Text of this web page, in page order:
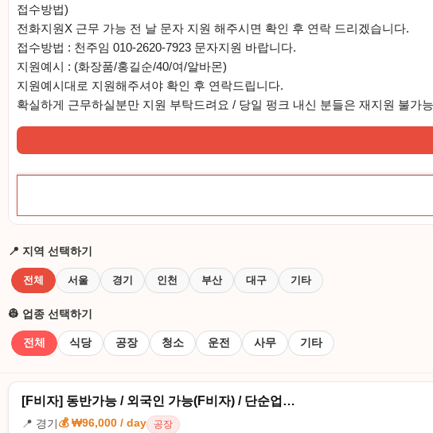
접수방법)
전화지원X 근무 가능 전 날 문자 지원 해주시면 확인 후 연락 드리겠습니다.
접수방법 : 천주임 010-2620-7923 문자지원 바랍니다.
지원예시 : (화장품/홍길순/40/여/알바몬)
지원예시대로 지원해주셔야 확인 후 연락드립니다.
확실하게 근무하실분만 지원 부탁드려요 / 당일 펑크 내신 분들은 재지원 불가
📍 지역 선택하기
전체 서울 경기 인천 부산 대구 기타
👷 업종 선택하기
전체 식당 공장 청소 운전 사무 기타
[F비자] 동반가능 / 외국인 가능(F비자) / 단순업…
📍 경기💰 ₩96,000 / day 공장